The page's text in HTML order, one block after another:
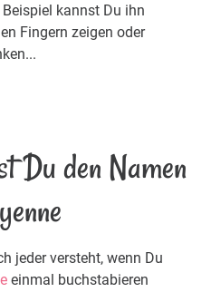
kannst Du ihn
Fingern zeigen oder
Du den Namen
jeder versteht, wenn Du
einmal buchstabieren